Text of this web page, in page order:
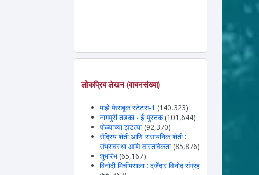
लोकप्रिय लेखन (वाचनसंख्या)
माझे फेसबूक स्टेटस-1 (140,323)
नागपुरी तडका - ई पुस्तक (101,644)
पोळ्याच्या झडत्या (92,370)
सेंद्रिय शेती आणि रासायनिक शेती :
संभ्रावस्था आणि वास्तविकता (85,876)
शुभारंभ (65,167)
विनोदी मिर्चीमसाला : दर्जेदार विनोद संग्रह